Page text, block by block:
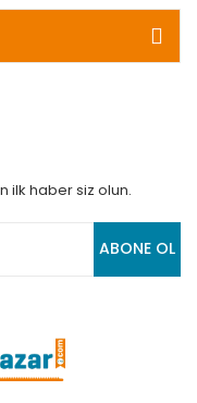
ilk haber siz olun.
ABONE OL